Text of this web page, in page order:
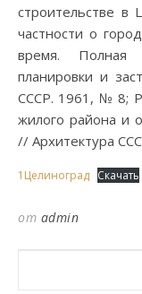
строительстве в
частности о
время.
планировки и
СССР. 1961, № 8;
жилого района и
// Архитектура
1Целиноград Скачать
от admin